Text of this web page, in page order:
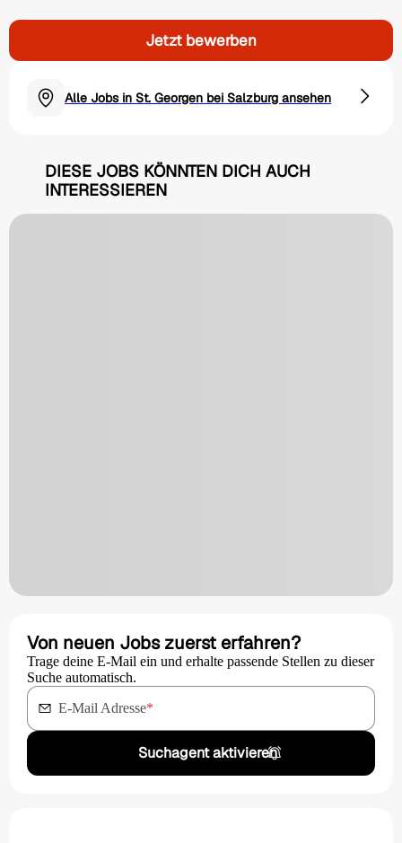
Jetzt bewerben
Alle Jobs in St. Georgen bei Salzburg ansehen
DIESE JOBS KÖNNTEN DICH AUCH
INTERESSIEREN
Von neuen Jobs zuerst erfahren?
Trage deine E-Mail ein und erhalte passende Stellen zu dieser
Suche automatisch.
E-Mail Adresse*
Suchagent aktivieren